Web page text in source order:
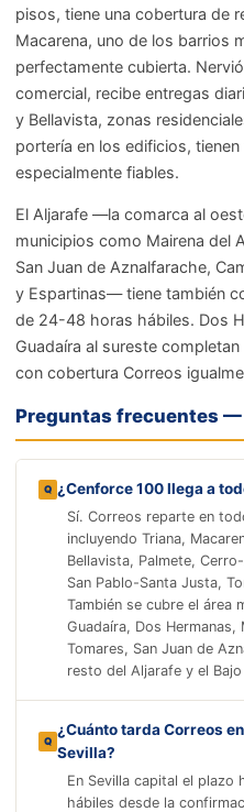
pisos, tiene una cobertura de
Macarena, uno de los barrios
perfectamente cubierta.
comercial, recibe entregas
y Bellavista, zonas
portería en los edificios,
especialmente fiables.
El Aljarafe —la comarca al
municipios como Mairena del
San Juan de Aznalfarache,
y Espartinas— tiene también
de 24-48 horas hábiles. Dos
Guadaíra al sureste
con cobertura Correos
Preguntas frecuentes —
¿Cenforce 100 llega a
Sí. Correos reparte en
incluyendo Triana,
Bellavista, Palmete,
San Pablo-Santa Justa,
También se cubre el área
Guadaíra, Dos Hermanas,
Tomares, San Juan de
resto del Aljarafe y el
¿Cuánto tarda Correos
Sevilla?
En Sevilla capital el
hábiles desde la